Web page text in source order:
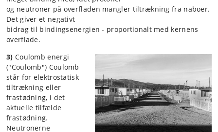
og neutroner på overfladen mangler tiltrækning fra naboer.
Det giver et negativt
bidrag til bindingsenergien - proportionalt med kernens
overflade.
3) Coulomb energi
("Coulomb") Coulomb
står for elektrostatisk
tiltrækning eller
frastødning, i det
aktuelle tilfælde
frastødning.
Neutronerne